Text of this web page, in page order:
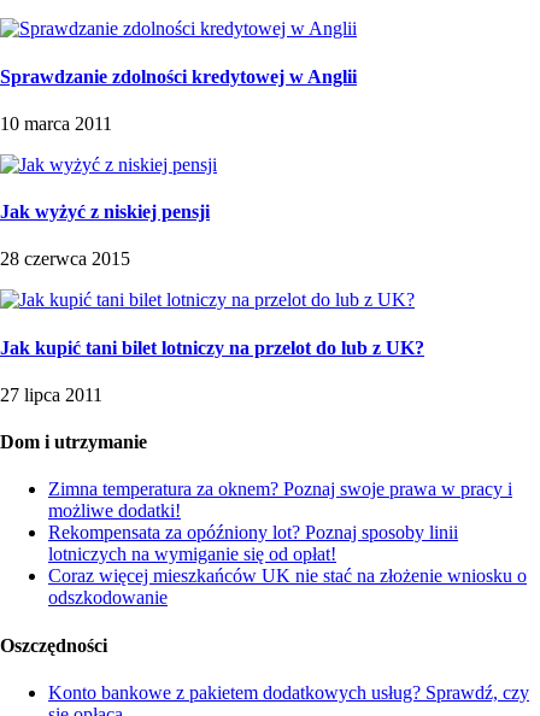
Sprawdzanie zdolności kredytowej w Anglii
10 marca 2011
Jak wyżyć z niskiej pensji
28 czerwca 2015
Jak kupić tani bilet lotniczy na przelot do lub z UK?
27 lipca 2011
Dom i utrzymanie
Zimna temperatura za oknem? Poznaj swoje prawa w pracy i
możliwe dodatki!
Rekompensata za opóźniony lot? Poznaj sposoby linii
lotniczych na wymiganie się od opłat!
Coraz więcej mieszkańców UK nie stać na złożenie wniosku o
odszkodowanie
Oszczędności
Konto bankowe z pakietem dodatkowych usług? Sprawdź, czy